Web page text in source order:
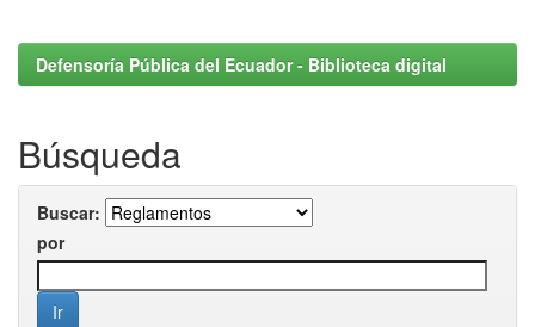
Defensoría Pública del Ecuador - Biblioteca digital
Búsqueda
Buscar:
por